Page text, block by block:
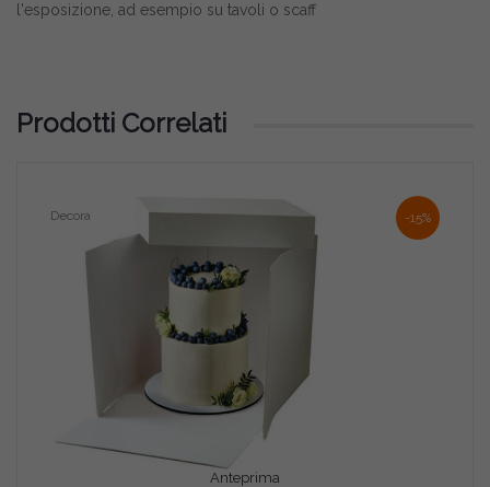
l'esposizione, ad esempio su tavoli o scaff
Prodotti Correlati
-15%
Anteprima
Decora